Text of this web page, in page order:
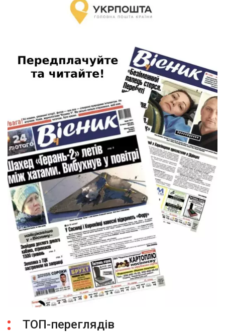
ТОП-переглядів